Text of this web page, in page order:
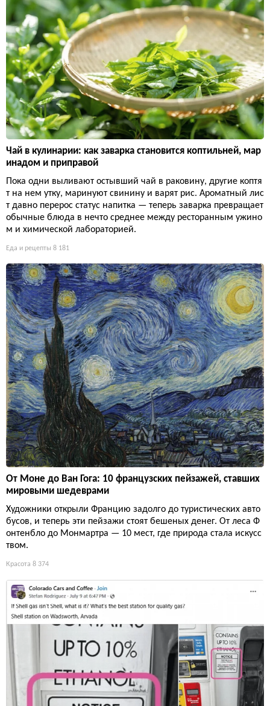
Чай в кулинарии: как заварка становится коптильней, мар
инадом и приправой
Пока одни выливают остывший чай в раковину, другие коптя
т на нем утку, маринуют свинину и варят рис. Ароматный лис
т давно перерос статус напитка — теперь заварка превращает
обычные блюда в нечто среднее между ресторанным ужино
м и химической лабораторией.
Еда и рецепты 8 181
От Моне до Ван Гога: 10 французских пейзажей, ставших
мировыми шедеврами
Художники открыли Францию задолго до туристических авто
бусов, и теперь эти пейзажи стоят бешеных денег. От леса Ф
онтенбло до Монмартра — 10 мест, где природа стала искусс
твом.
Красота 8 374